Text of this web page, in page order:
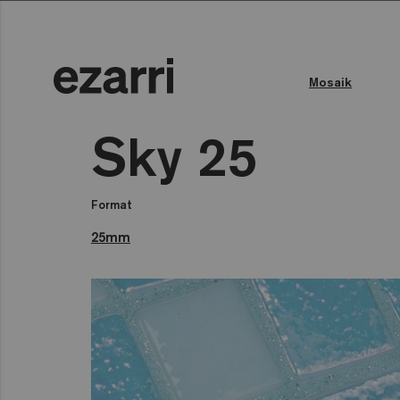
Mosaik
Sky 25
Format
25mm